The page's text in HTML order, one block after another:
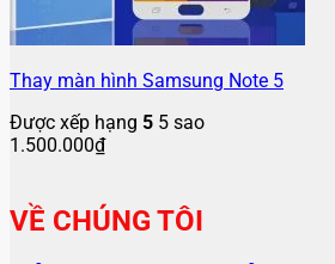
Thay màn hình Samsung Note 5
Được xếp hạng 5 5 sao
1.500.000₫
VỀ CHÚNG TÔI